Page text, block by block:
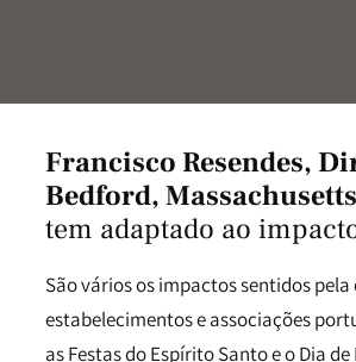
Francisco Resendes,
Bedford,
tem adaptado ao
São vários os impactos sentidos
estabelecimentos e associações
as Festas do Espírito Santo e o Dia